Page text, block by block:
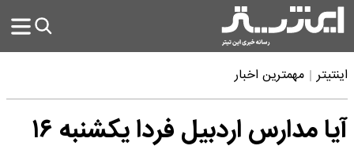
اینتیتر مهمترین اخبار
آیا مدارس اردبیل فردا یکشنبه ۱۶